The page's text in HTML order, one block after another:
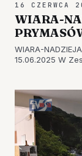
16 CZERWCA
WIARA-
WIARA-
15.06.2025 W
dla wartości